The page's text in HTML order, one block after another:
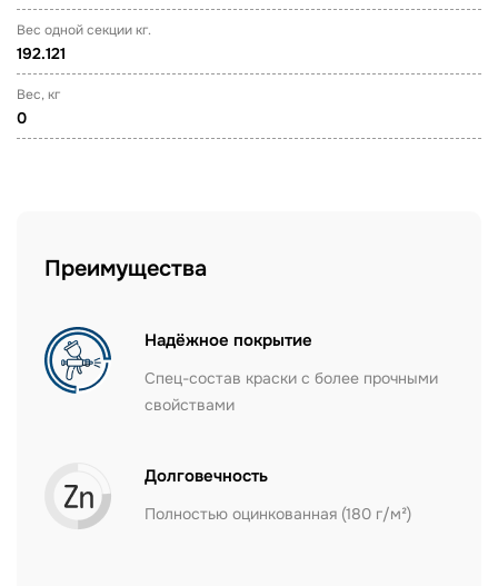
Вес одной секции кг.
192.121
Вес, кг
0
Преимущества
Надёжное покрытие
Спец-состав краски с более прочными
свойствами
Долговечность
Полностью оцинкованная (180 г/м²)